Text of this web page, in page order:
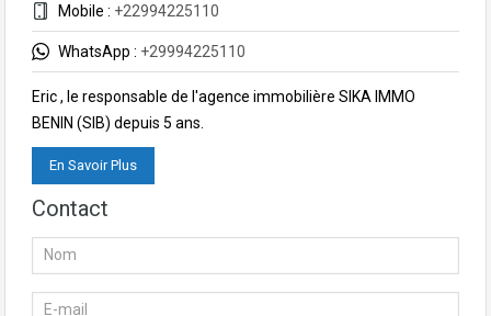
Mobile : +22994225110
WhatsApp : +29994225110
Eric , le responsable de l'agence immobilière SIKA IMMO
BENIN (SIB) depuis 5 ans.
En Savoir Plus
Contact